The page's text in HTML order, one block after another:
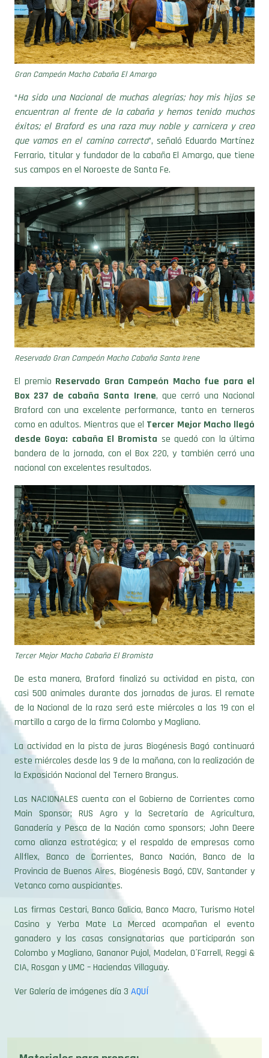
Gran Campeón Macho Cabaña El Amargo
“Ha sido una Nacional de muchas alegrías; hoy mis hijos se
encuentran al frente de la cabaña y hemos tenido muchos
éxitos; el Braford es una raza muy noble y carnicera y creo
que vamos en el camino correcto”, señaló Eduardo Martínez
Ferrario, titular y fundador de la cabaña El Amargo, que tiene
sus campos en el Noroeste de Santa Fe.
Reservado Gran Campeón Macho Cabaña Santa Irene
El premioReservado Gran Campeón Macho fue para el
Box 237 de cabaña Santa Irene, que cerró una Nacional
Braford con una excelente performance, tanto en terneros
como en adultos. Mientras que elTercer Mejor Macho llegó
desde Goya: cabaña El Bromistase quedó con la última
bandera de la jornada, con el Box 220, y también cerró una
nacional con excelentes resultados.
Tercer Mejor Macho Cabaña El Bromista
De esta manera, Braford finalizó su actividad en pista, con
casi 500 animales durante dos jornadas de juras. El remate
de la Nacional de la raza será este miércoles a las 19 con el
martillo a cargo de la firma Colombo y Magliano.
La actividad en la pista de juras Biogénesis Bagó continuará
este miércoles desde las 9 de la mañana, con la realización de
la Exposición Nacional del Ternero Brangus.
Las NACIONALES cuenta con el Gobierno de Corrientes como
Main Sponsor; RUS Agro y la Secretaría de Agricultura,
Ganadería y Pesca de la Nación como sponsors; John Deere
como alianza estratégica; y el respaldo de empresas como
Allflex, Banco de Corrientes, Banco Nación, Banco de la
Provincia de Buenos Aires, Biogénesis Bagó, CDV, Santander y
Vetanco como auspiciantes.
Las firmas Cestari, Banco Galicia, Banco Macro, Turismo Hotel
Casino y Yerba Mate La Merced acompañan el evento
ganadero y las casas consignatarias que participarán son
Colombo y Magliano, Gananor Pujol, Madelan, O´Farrell, Reggi &
CIA, Rosgan y UMC – Haciendas Villaguay.
Ver Galería de imágenes día 3 AQUÍ